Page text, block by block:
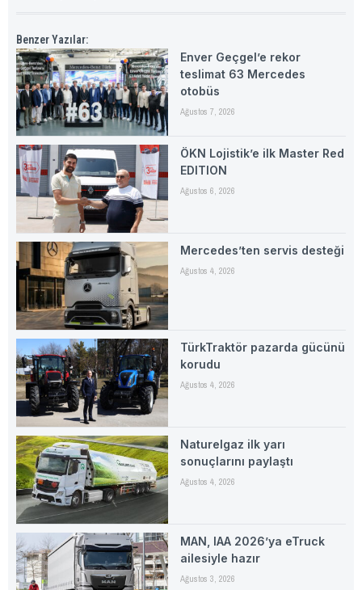
Benzer Yazılar:
Enver Geçgel’e rekor
teslimat 63 Mercedes
otobüs
Ağustos 7, 2026
ÖKN Lojistik’e ilk Master Red
EDITION
Ağustos 6, 2026
Mercedes’ten servis desteği
Ağustos 4, 2026
TürkTraktör pazarda gücünü
korudu
Ağustos 4, 2026
Naturelgaz ilk yarı
sonuçlarını paylaştı
Ağustos 4, 2026
MAN, IAA 2026’ya eTruck
ailesiyle hazır
Ağustos 3, 2026